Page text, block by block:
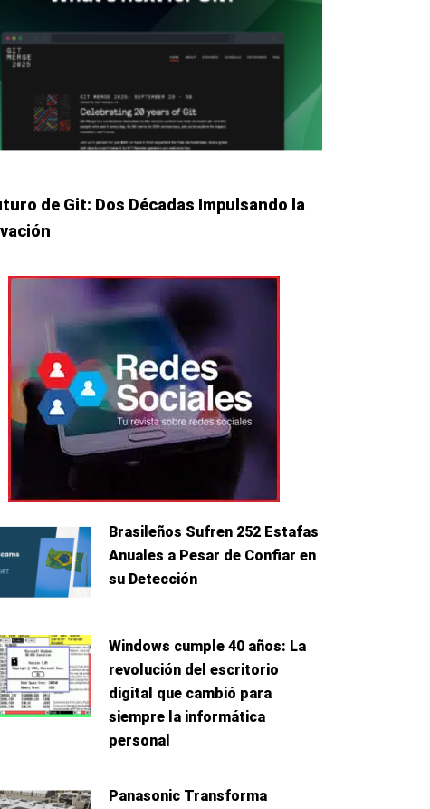
de Git: Dos Décadas Impulsando la
Brasileños Sufren 252 Estafas
Anuales a Pesar de Confiar en
su Detección
Windows cumple 40 años: La
revolución del escritorio
digital que cambió para
siempre la informática
personal
Panasonic Transforma